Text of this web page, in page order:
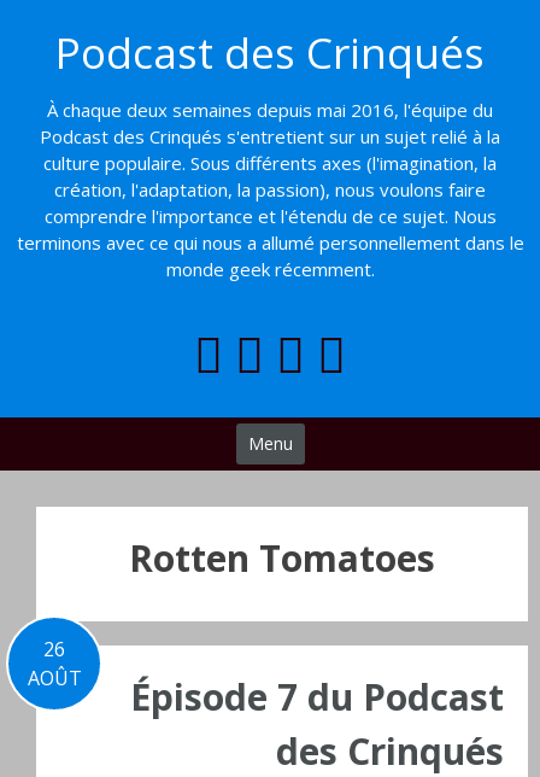
contenu
Podcast des Crinqués
À chaque deux semaines depuis mai 2016, l'équipe du
Podcast des Crinqués s'entretient sur un sujet relié à la
culture populaire. Sous différents axes (l'imagination, la
création, l'adaptation, la passion), nous voulons faire
comprendre l'importance et l'étendu de ce sujet. Nous
terminons avec ce qui nous a allumé personnellement dans le
monde geek récemment.
Menu
Rotten Tomatoes
26
AOÛT
Épisode 7 du Podcast
des Crinqués